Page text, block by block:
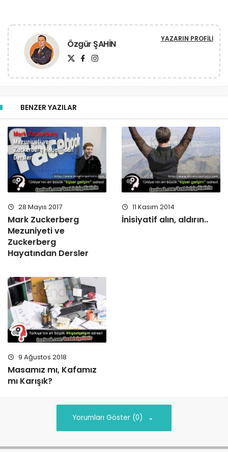
Özgür ŞAHİN YAZARIN PROFILI
BENZER YAZILAR
28 Mayıs 2017
Mark Zuckerberg
Mezuniyeti ve
Zuckerberg
Hayatından Dersler
11 Kasım 2014
İnisiyatif alın, aldırın..
9 Ağustos 2018
Masamız mı, Kafamız
mı Karışık?
Yorumları Göster (0)